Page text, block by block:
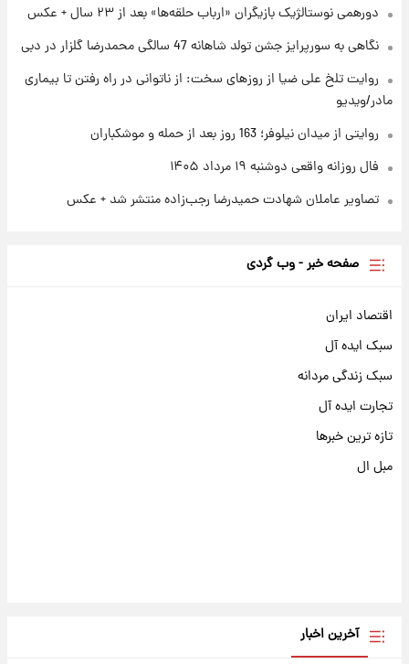
۱ روز پیش
شد
دورهمی نوستالژیک بازیگران «ارباب حلقه‌ها» بعد از ۲۳ سال + عکس
نگاهی به سورپرایز جشن تولد شاهانه 47 سالگی محمدرضا گلزار در دبی
روایت تلخ علی ضیا از روزهای سخت: از ناتوانی در راه رفتن تا بیماری
مادر/ویدیو
روایتی از میدان نیلوفر؛ 163 روز بعد از حمله و موشکباران
فال روزانه واقعی دوشنبه ۱۹ مرداد ۱۴۰۵
تصاویر عاملان شهادت حمیدرضا رجب‌زاده منتشر شد + عکس
صفحه خبر - وب گردی
اقتصاد ایران
سبک ایده آل
سبک زندگی مردانه
تجارت ایده آل
تازه ترین خبرها
مبل ال
آخرین اخبار